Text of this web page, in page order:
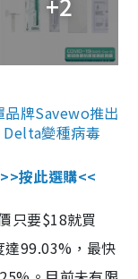
牌Savewo推出
變種病毒
>>按此選購<<
只要$18就買
達99.03%，最快